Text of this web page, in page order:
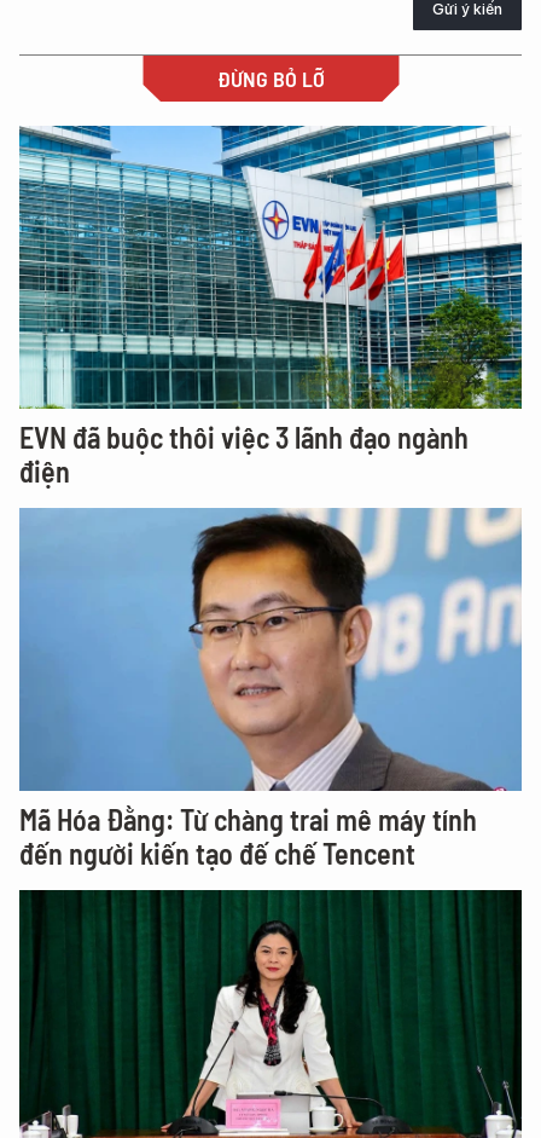
Gửi ý kiến
ĐỪNG BỎ LỠ
EVN đã buộc thôi việc 3 lãnh đạo ngành
điện
Mã Hóa Đằng: Từ chàng trai mê máy tính
đến người kiến tạo đế chế Tencent